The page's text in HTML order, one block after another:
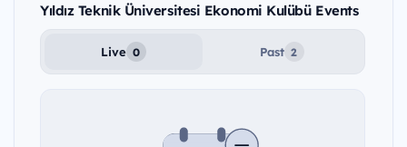
Yıldız Teknik Üniversitesi Ekonomi Kulübü Events
Live 0 Past 2